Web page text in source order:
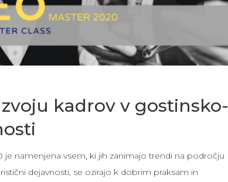
kadrov v gostinsko-
je namenjena vsem, ki jih zanimajo trendi na področju
dejavnosti, se ozirajo k dobrim praksam in